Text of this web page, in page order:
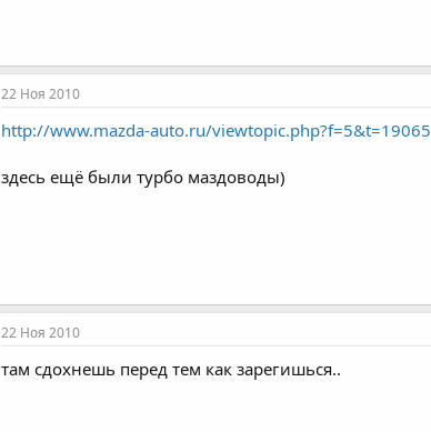
22 Ноя 2010
http://www.mazda-auto.ru/viewtopic.php?f=5&t=19065
здесь ещё были турбо маздоводы)
22 Ноя 2010
там сдохнешь перед тем как зарегишься..